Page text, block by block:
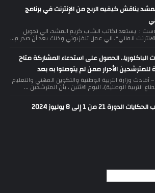
يناقش كيفيه الربح من الإنترنت في برنامج
: يستعد لكاتب الشاب كريم المشد، الي تحويل
المالي"، الي عمل تلفزيوني وذلك بعد أن صدر م...
الباكلوريا.. الحصول على استدعاء المشاركة متاح
للمترشحين الأحرار ممن لم يتوصلوا به بعد
– أفادت وزارة التربية الوطنية والتكوين المهني والتعليم
التربية الوطنية)، اليوم الاثنين ، بأن المترشحين ...
21 من 1 إلى 8 يوليوز 2024